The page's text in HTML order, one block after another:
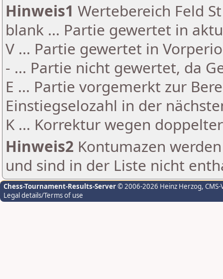
Hinweis1 Wertebereich Feld
blank ... Partie gewertet in
V ... Partie gewertet in
- ... Partie nicht gewertet, da
E ... Partie vorgemerkt zur
Einstiegselozahl in der
K ... Korrektur wegen
Hinweis2 Kontumazen
und sind in der Liste nicht
Chess-Tournament-Results-Server© 2006-2026 Heinz Herzog,
Legal details/Terms of use